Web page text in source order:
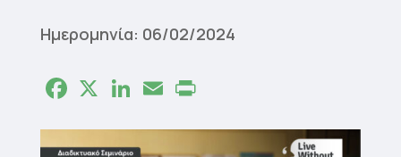
Ημερομηνία: 06/02/2024
FacebookLinkedIn
Email